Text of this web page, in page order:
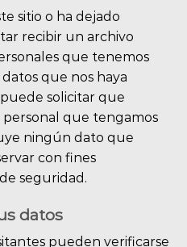
sitio o ha dejado
recibir un archivo
que tenemos
que nos haya
solicitar que
que tengamos
ningún dato que
con fines
seguridad.
datos
pueden verificarse